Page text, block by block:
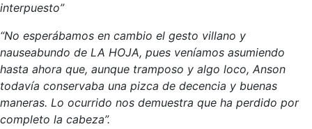
interpuesto”
“No esperábamos en cambio el gesto villano y
nauseabundo de LA HOJA, pues veníamos asumiendo
hasta ahora que, aunque tramposo y algo loco, Anson
todavía conservaba una pizca de decencia y buenas
maneras. Lo ocurrido nos demuestra que ha perdido por
completo la cabeza”.